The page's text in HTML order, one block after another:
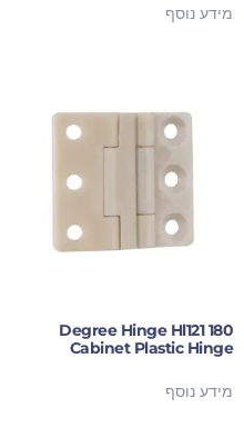
מידע נוסף
180 Degree Hinge Hl121
Cabinet Plastic Hinge
מידע נוסף